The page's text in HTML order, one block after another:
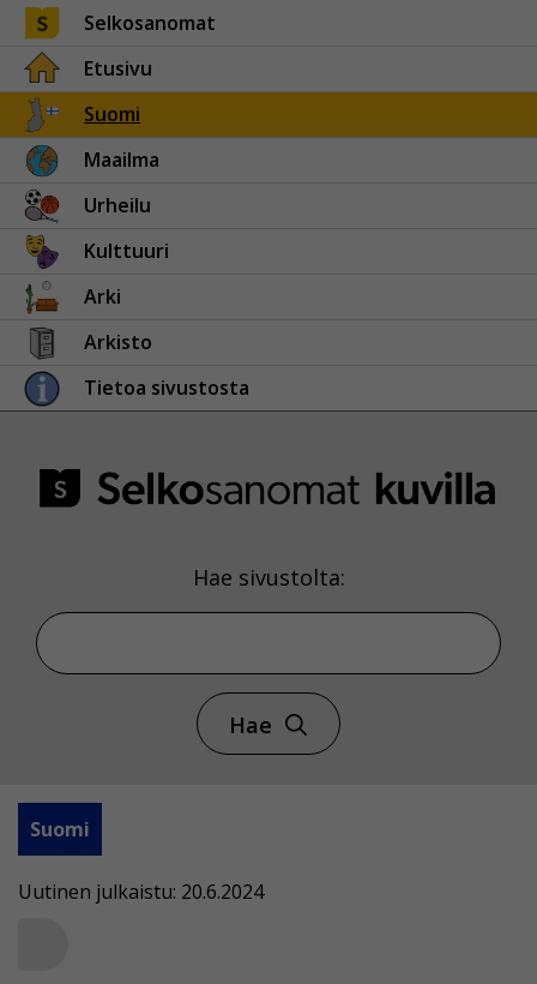
Selkosanomat
Etusivu
Suomi
Maailma
Urheilu
Kulttuuri
Arki
Arkisto
Tietoa sivustosta
Hae sivustolta:
Hae
Suomi
Uutinen julkaistu: 20.6.2024